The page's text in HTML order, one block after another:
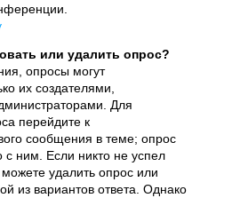
или удалить опрос?
опросы могут
их создателями,
Для
перейдите к
сообщения в теме; опрос
с ним. Если никто не успел
удалить опрос или
из вариантов ответа. Однако